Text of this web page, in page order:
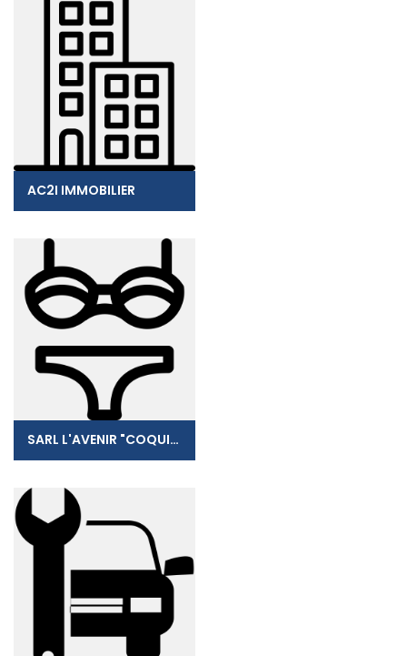
AC2I IMMOBILIER
SARL L'AVENIR "COQUIN"